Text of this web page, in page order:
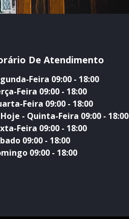
De Atendimento
Feira 09:00 - 18:00
Feira 09:00 - 18:00
Feira 09:00 - 18:00
- Quinta-Feira 09:00 - 18:00
Feira 09:00 - 18:00
09:00 - 18:00
09:00 - 18:00